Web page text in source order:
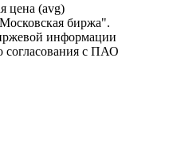
цена (avg)
биржа".
информации
согласования с ПАО